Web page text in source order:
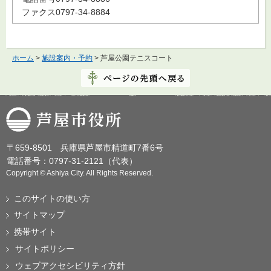
ファクス0797-34-8884
ホーム > 施設案内・予約 > 芦屋公園テニスコート
芦屋市役所
〒659-8501 兵庫県芦屋市精道町7番6号
電話番号：0797-31-2121（代表）
Copyright © Ashiya City. All Rights Reserved.
このサイトの使い方
サイトマップ
携帯サイト
サイトポリシー
ウェブアクセシビリティ方針